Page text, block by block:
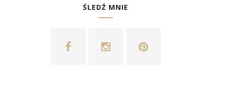
ŚLEDŹ MNIE